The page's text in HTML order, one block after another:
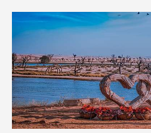
دليل لأفضل أماكن القهوة وأسلوب
اختياراتي المفضلة لعام 2026
عقاري في دبي: الدليل الشامل